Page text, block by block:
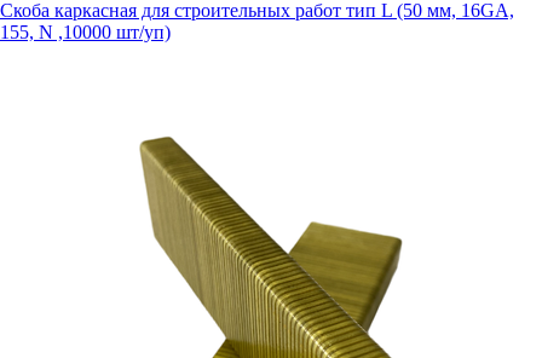
Скоба каркасная для строительных работ тип L (50 мм, 16GA,
155, N ,10000 шт/уп)